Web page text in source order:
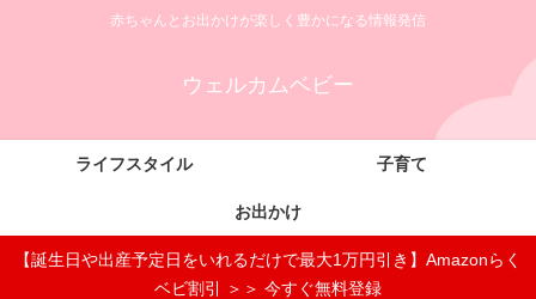
赤ちゃんとお出かけが楽しく豊かになる情報発信
ウェルカムベビー
ライフスタイル 子育て
お出かけ
【誕生日や出産予定日をいれるだけで最大1万円引き】Amazonらく
ベビ割引 ＞＞ 今すぐ無料登録